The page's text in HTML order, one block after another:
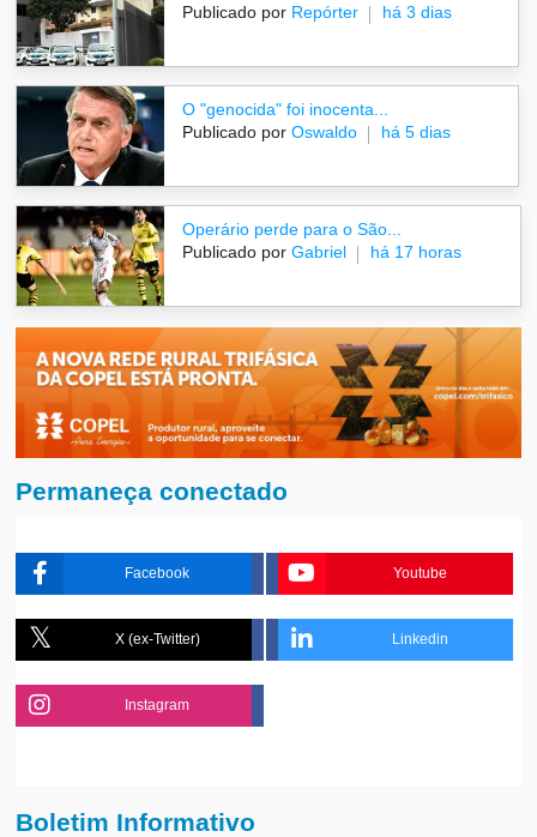
Publicado por Repórter há 3 dias
O "genocida" foi inocenta...
Publicado por Oswaldo há 5 dias
Operário perde para o São...
Publicado por Gabriel há 17 horas
Permaneça conectado
Facebook Youtube
X (ex-Twitter) Linkedin
Instagram
Boletim Informativo